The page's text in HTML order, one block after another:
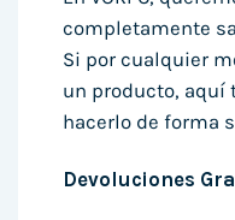
completamente
Si por cualquier
un producto, aquí
hacerlo de forma
Devoluciones